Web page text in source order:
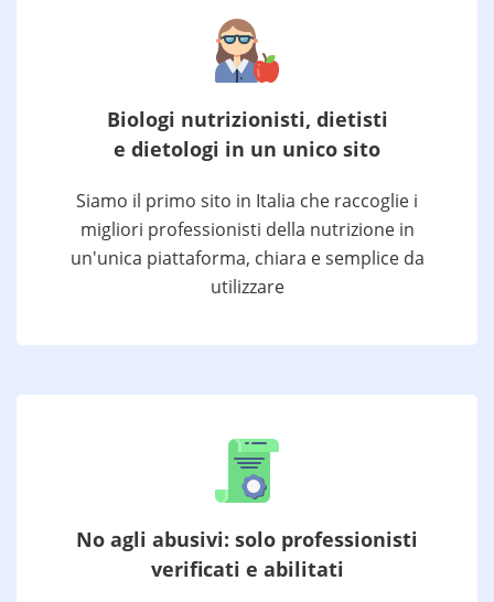
Biologi nutrizionisti, dietisti
e dietologi in un unico sito
Siamo il primo sito in Italia che raccoglie i
migliori professionisti della nutrizione in
un'unica piattaforma, chiara e semplice da
utilizzare
No agli abusivi: solo professionisti
verificati e abilitati